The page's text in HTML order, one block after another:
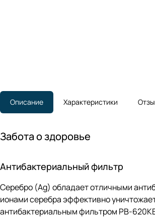
Описание Характеристики
Забота о здоровье
Антибактериальный фильтр
Серебро (Ag) обладает отличными
ионами серебра эффективно
антибактериальным фильтром PB-